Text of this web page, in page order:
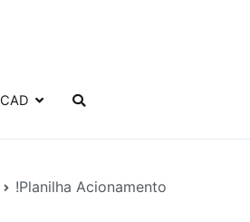
CAD
!Planilha Acionamento